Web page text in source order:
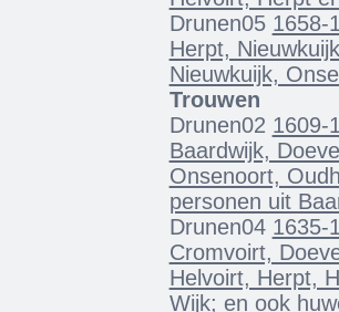
Drunen05 1658-
Herpt,
Nieuwkuijk,
Trouwen
Drunen02 1609-
Baardwijk,
Onsenoort,
personen uit
Drunen04 1635-
Cromvoirt,
Helvoirt, Herpt,
Wijk; en ook